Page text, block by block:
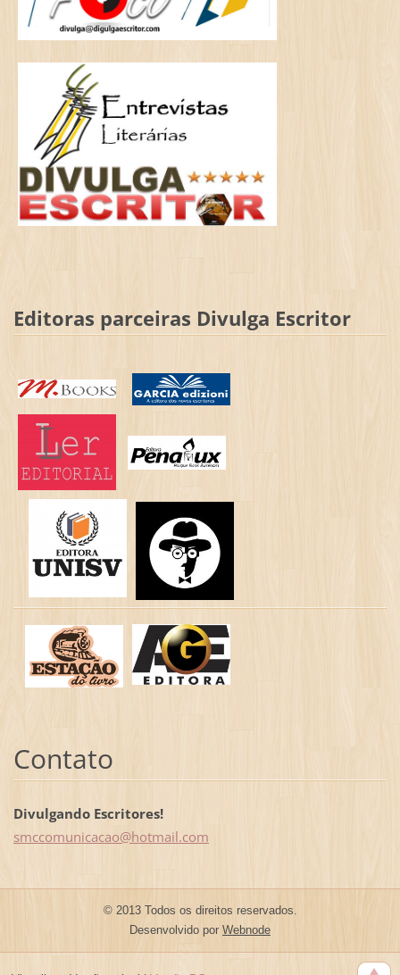
Editoras parceiras Divulga Escritor
Contato
Divulgando Escritores!
smccomunicacao@hotmail.com
© 2013 Todos os direitos reservados.
Desenvolvido por Webnode